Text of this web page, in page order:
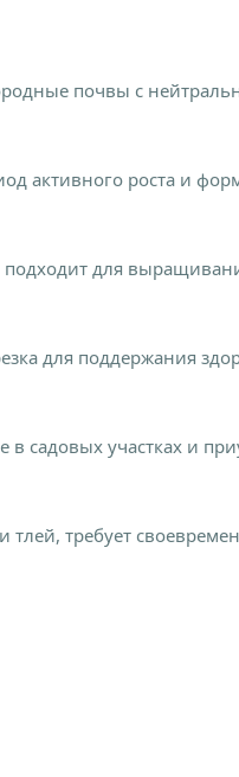
почвы с
активного роста и
для
для поддержания
в садовых участках и
требует